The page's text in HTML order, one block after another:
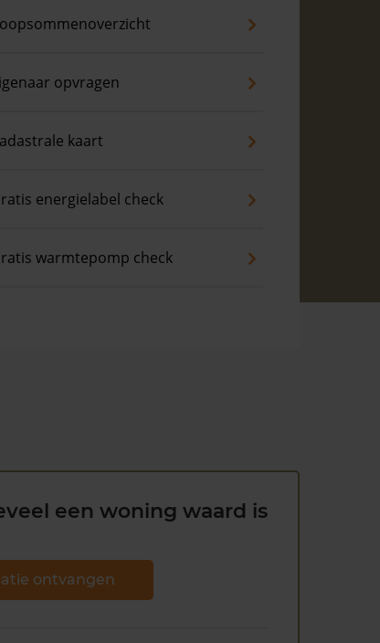
opvragen
kaart
energielabel check
warmtepomp check
een woning waard is
ontvangen